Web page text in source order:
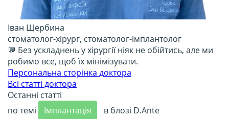
Іван Щербина
стоматолог-хірург, стоматолог-імплантолог
💬 Без ускладнень у хірургії ніяк не обійтись, але ми
робимо все, щоб їх мінімізувати.
Персональна сторінка доктора
Всі статті доктора
Останні статті
по темі
Імплантація
в блозі D.Ante